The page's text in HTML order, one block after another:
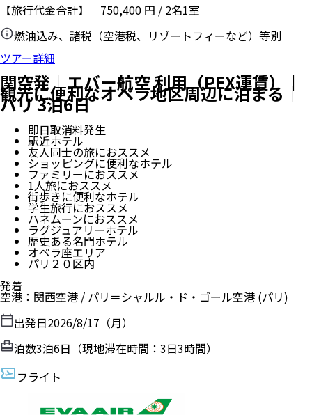
【旅行代金合計】 750,400 円 / 2名1室
燃油込み、諸税（空港税、リゾートフィーなど）等別
ツアー詳細
関空発｜エバー航空 利用（PEX運賃）｜
観光に便利なオペラ地区周辺に泊まる｜
パリ 3泊6日
即日取消料発生
駅近ホテル
友人同士の旅におススメ
ショッピングに便利なホテル
ファミリーにおススメ
1人旅におススメ
街歩きに便利なホテル
学生旅行におススメ
ハネムーンにおススメ
ラグジュアリーホテル
歴史ある名門ホテル
オペラ座エリア
パリ２０区内
発着
空港 ： 関西空港 / パリ＝シャルル・ド・ゴール空港 (パリ)
出発日2026/8/17（月）
泊数3泊6日（現地滞在時間： 3日3時間）
フライト